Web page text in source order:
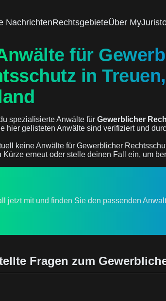
NachrichtenRechtsgebieteÜber
für
in Treuen,
spezialisierte Anwälte für Gewerblicher
hier gelisteten Anwälte sind verifiziert und
keine Anwälte für Gewerblicher
Kürze erneut oder stelle deinen Fall ein, um
jetzt mit und finden Sie den passenden Anwalt
Fragen zum